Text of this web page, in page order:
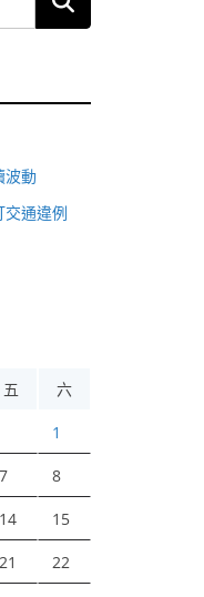
波動
交通違例
五 六
1
7 8
14 15
21 22